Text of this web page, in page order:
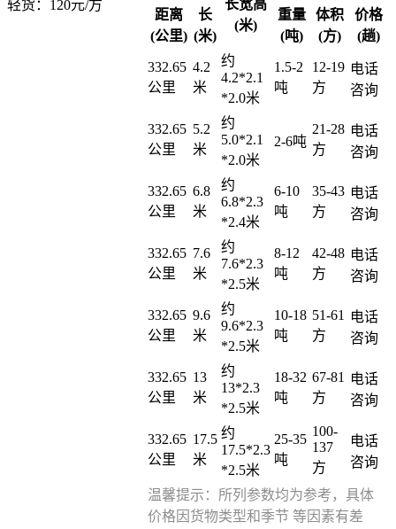
轻货： 120元/方
距离
(公里)
长
(米)
长宽高
(米)
重量
(吨)
体积
(方)
价格
(趟)
332.65
公里
4.2
米
约
4.2*2.1
*2.0米
1.5-2
吨
12-19
方
电话
咨询
332.65
公里
5.2
米
约
5.0*2.1
*2.0米
2-6吨
21-28
方
电话
咨询
332.65
公里
6.8
米
约
6.8*2.3
*2.4米
6-10
吨
35-43
方
电话
咨询
332.65
公里
7.6
米
约
7.6*2.3
*2.5米
8-12
吨
42-48
方
电话
咨询
332.65
公里
9.6
米
约
9.6*2.3
*2.5米
10-18
吨
51-61
方
电话
咨询
332.65
公里
13
米
约
13*2.3
*2.5米
18-32
吨
67-81
方
电话
咨询
332.65
公里
17.5
米
约
17.5*2.3
*2.5米
25-35
吨
100-
137
方
电话
咨询
温馨提示：所列参数均为参考，具体
价格因货物类型和季节 等因素有差